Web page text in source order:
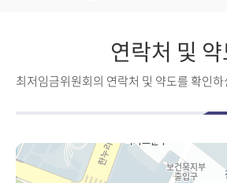
연락처 및
최저임금위원회의 연락처 및 약도를 확인